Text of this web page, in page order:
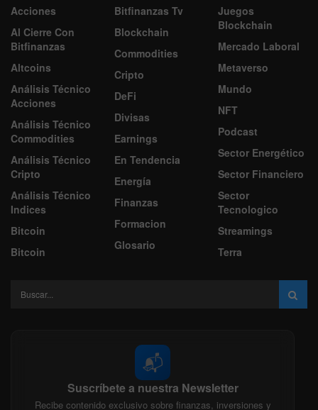
Acciones
Al Cierre Con
Bitfinanzas
Altcoins
Análisis Técnico
Acciones
Análisis Técnico
Commodities
Análisis Técnico
Cripto
Análisis Técnico
Indices
Bitcoin
Bitcoin
Bitfinanzas Tv
Blockchain
Commodities
Cripto
DeFi
Divisas
Earnings
En Tendencia
Energía
Finanzas
Formacion
Glosario
Juegos
Blockchain
Mercado Laboral
Metaverso
Mundo
NFT
Podcast
Sector Energético
Sector Financiero
Sector
Tecnologico
Streamings
Terra
📬
Suscríbete a nuestra Newsletter
Recibe contenido exclusivo sobre finanzas, inversiones y